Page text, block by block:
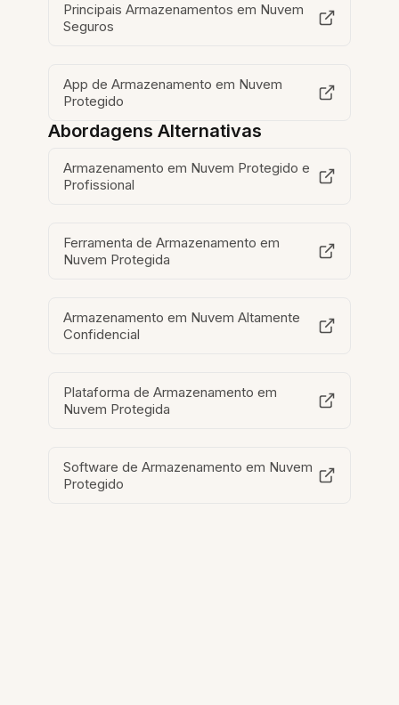
Principais Armazenamentos em Nuvem
Seguros
App de Armazenamento em Nuvem
Protegido
Abordagens Alternativas
Armazenamento em Nuvem Protegido e
Profissional
Ferramenta de Armazenamento em
Nuvem Protegida
Armazenamento em Nuvem Altamente
Confidencial
Plataforma de Armazenamento em
Nuvem Protegida
Software de Armazenamento em Nuvem
Protegido